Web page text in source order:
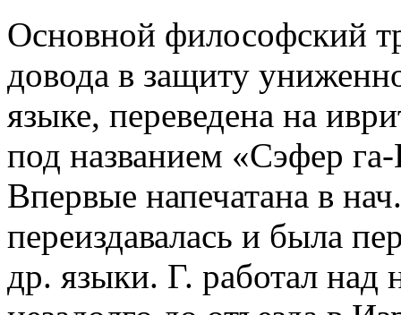
Основной философский
довода в защиту
языке, переведена на
под названием «Сэфер
Впервые напечатана в
переиздавалась и была
др. языки. Г. работал над